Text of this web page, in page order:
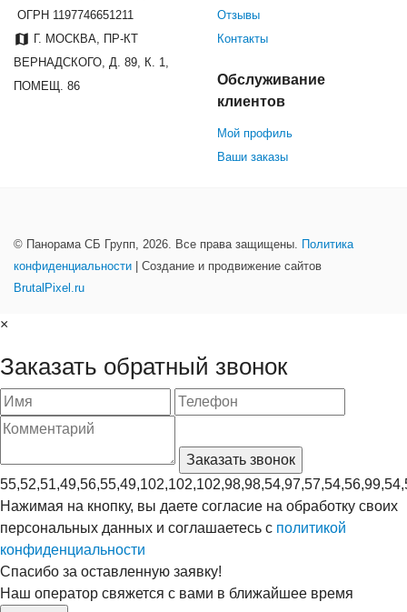
ОГРН 1197746651211
Г. МОСКВА, ПР-КТ
ВЕРНАДСКОГО, Д. 89, К. 1,
ПОМЕЩ. 86
Отзывы
Контакты
Обслуживание
клиентов
Мой профиль
Ваши заказы
© Панорама СБ Групп, 2026. Все права защищены. Политика
конфиденциальности | Создание и продвижение сайтов
BrutalPixel.ru
×
Заказать обратный звонок
Нажимая на кнопку, вы даете согласие на обработку своих
персональных данных и соглашаетесь с политикой
конфиденциальности
Спасибо за оставленную заявку!
Наш оператор свяжется с вами в ближайшее время